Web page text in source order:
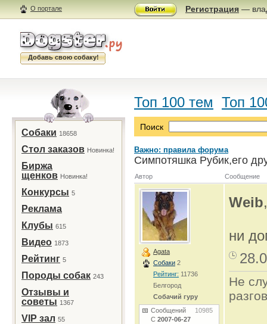
О портале Регистрация —
Добавь свою собаку!
Собаки 18658
Стол заказов Новинка!
Биржа
щенков Новинка!
Конкурсы 5
Реклама
Клубы 615
Видео 1873
Рейтинг 5
Породы собак 243
Отзывы и
советы 1367
VIP зал 55
Топ 100 тем Топ
Поиск
Важно: правила форума
Симпотяшка Рубик,его
Автор Сообщение
Agata
Собаки 2
Рейтинг: 11736
Белгород
Собачий гуру
Сообщений 10985
С 2007-06-27
Weib
ни
Не